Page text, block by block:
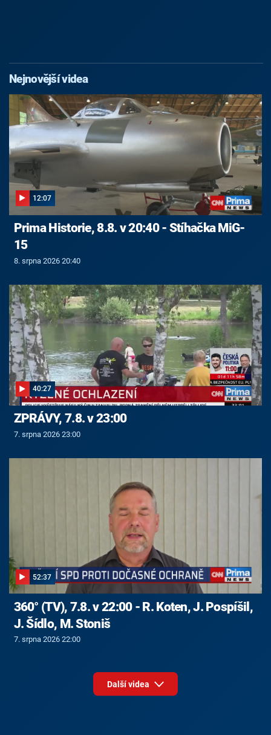
Nejnovější videa
12:07
Prima Historie, 8.8. v 20:40 - Stíhačka MiG-
15
8. srpna 2026 20:40
40:27
ZPRÁVY, 7.8. v 23:00
7. srpna 2026 23:00
52:37
360° (TV), 7.8. v 22:00 - R. Koten, J. Pospíšil,
J. Šídlo, M. Stoniš
7. srpna 2026 22:00
Další videa